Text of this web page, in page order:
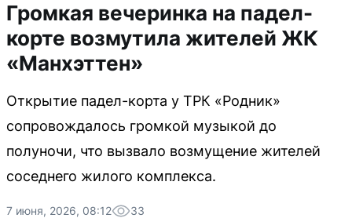
Громкая вечеринка на падел-
корте возмутила жителей ЖК
«Манхэттен»
Открытие падел-корта у ТРК «Родник»
сопровождалось громкой музыкой до
полуночи, что вызвало возмущение жителей
соседнего жилого комплекса.
7 июня, 2026, 08:12 33